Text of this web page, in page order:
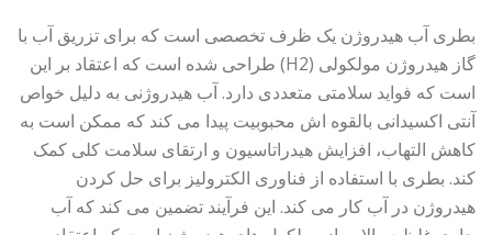
بطری آب هیدروژن یک ظرف تخصصی است که برای تزریق آب با
گاز هیدروژن مولکولی (H2) طراحی شده است که اعتقاد بر این
است که فواید سلامتی متعددی دارد. آب هیدروژنی به دلیل خواص
آنتی اکسیدانی بالقوه اش محبوبیت پیدا می کند که ممکن است به
کاهش التهاب، افزایش هیدراتاسیون و ارتقای سلامت کلی کمک
کند. بطری با استفاده از فناوری الکترولیز برای حل کردن
هیدروژن در آب کار می کند. این فرآیند تضمین می کند که آب